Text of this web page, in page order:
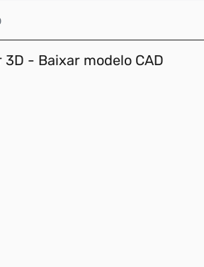
3D - Baixar modelo CAD